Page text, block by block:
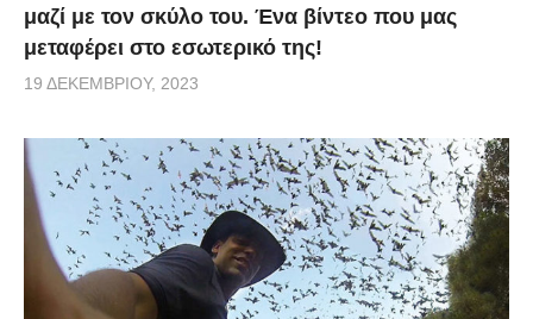
μαζί με τον σκύλο του. Ένα βίντεο που μας
μεταφέρει στο εσωτερικό της!
19 ΔΕΚΕΜΒΡΊΟΥ, 2023